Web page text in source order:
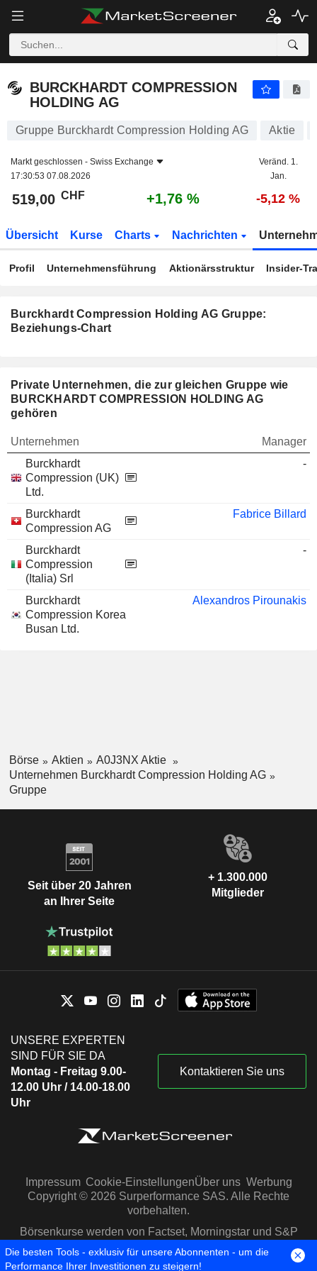
BURCKHARDT COMPRESSION
HOLDING AG
Gruppe Burckhardt Compression Holding AG Aktie
Markt geschlossen - Swiss Exchange
17:30:53 07.08.2026
Veränd. 1.
Jan.
519,00 CHF +1,76 % -5,12 %
Übersicht Kurse Charts Nachrichten
Profil Unternehmensführung Aktionärsstruktur Insider-
Burckhardt Compression Holding AG Gruppe:
Beziehungs-Chart
Private Unternehmen, die zur gleichen Gruppe wie
BURCKHARDT COMPRESSION HOLDING AG
gehören
Unternehmen
Manager
Burckhardt
Compression (UK)
Ltd.
-
Burckhardt
Compression AG
Fabrice Billard
Burckhardt
Compression
(Italia) Srl
-
Burckhardt
Compression Korea
Busan Ltd.
Alexandros Pirounakis
Börse Aktien
A0J3NX Aktie
Unternehmen Burckhardt Compression Holding AG
Gruppe
Seit über 20 Jahren
an Ihrer Seite
+ 1.300.000
Mitglieder
UNSERE EXPERTEN
SIND FÜR SIE DA
Montag - Freitag 9.00-
12.00 Uhr / 14.00-18.00
Uhr
Kontaktieren Sie uns
Impressum Cookie-EinstellungenÜber uns Werbung
Copyright © 2026 Surperformance SAS. Alle Rechte
vorbehalten.
Börsenkurse werden von Factset, Morningstar und S&P
Capital IQ zur Verfügung gestellt
Die besten Tools - exklusiv für unsere Abonnenten - um die
Performance Ihrer Investitionen zu steigern!